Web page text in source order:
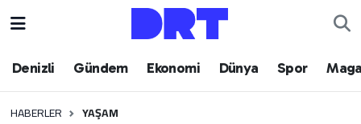
Denizli Gündem Ekonomi Dünya Spor
HABERLER YAŞAM
Denizli
Hava Durumu